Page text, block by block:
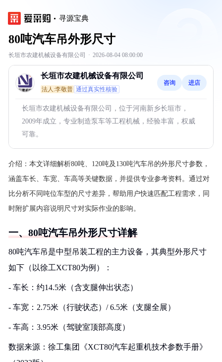
寻源宝典
80吨汽车吊外形尺寸
长垣市农建机械设备有限公司 · 2026-08-04 08:00:00
长垣市农建机械设备有限公司
法人:李敬普 通过真实性核验
咨询 进店
长垣市农建机械设备有限公司，位于河南新乡长垣市，
2009年成立，专业制造泵车等工程机械，经验丰富，权威
可靠。
介绍： 本文详细解析80吨、120吨及130吨汽车吊的外形尺寸参数，
涵盖车长、车宽、车高等关键数据，并提供专业参考资料。通过对
比分析不同吨位车型的尺寸差异，帮助用户快速匹配工程需求，同
时附扩展内容说明尺寸对实际作业的影响。
一、80吨汽车吊外形尺寸详解
80吨汽车吊是中型吊装工程的主力设备，其典型外形尺寸
如下（以徐工XCT80为例）：
- 车长：约14.5米（含支腿伸出状态）
- 车宽：2.75米（行驶状态）/ 6.5米（支腿全展）
- 车高：3.95米（驾驶室顶部高度）
数据来源：徐工集团《XCT80汽车起重机技术参数手册》